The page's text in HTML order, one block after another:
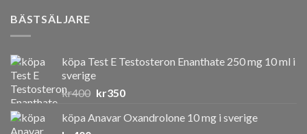
BÄSTSÄLJARE
köpa Test E Testosteron Enanthate 250 mg 10 ml i
sverige
kr400 Det
priset
kr350Det
priset
köpa Anavar Oxandrolone 10 mg i sverige